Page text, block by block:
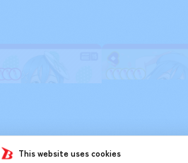
This website uses cookies